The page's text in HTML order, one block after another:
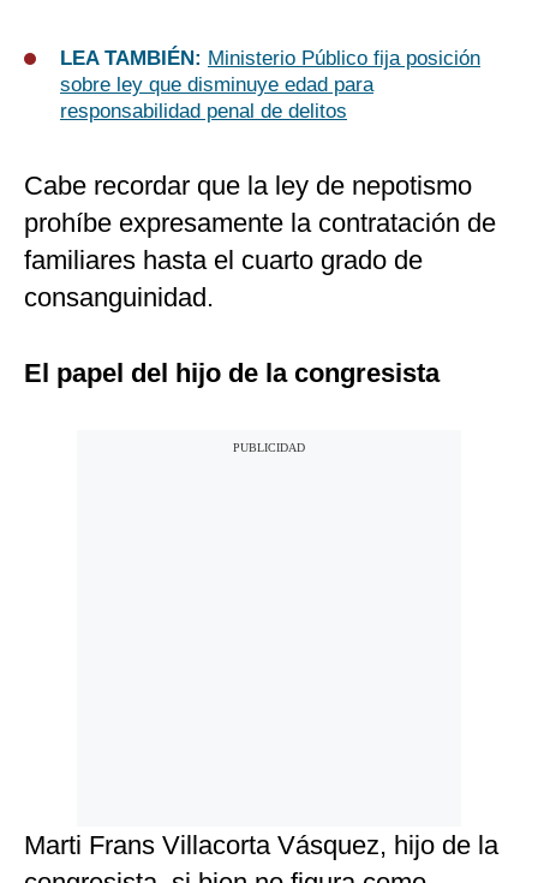
LEA TAMBIÉN: Ministerio Público fija posición
sobre ley que disminuye edad para
responsabilidad penal de delitos
Cabe recordar que la ley de nepotismo
prohíbe expresamente la contratación de
familiares hasta el cuarto grado de
consanguinidad.
El papel del hijo de la congresista
Marti Frans Villacorta Vásquez, hijo de la